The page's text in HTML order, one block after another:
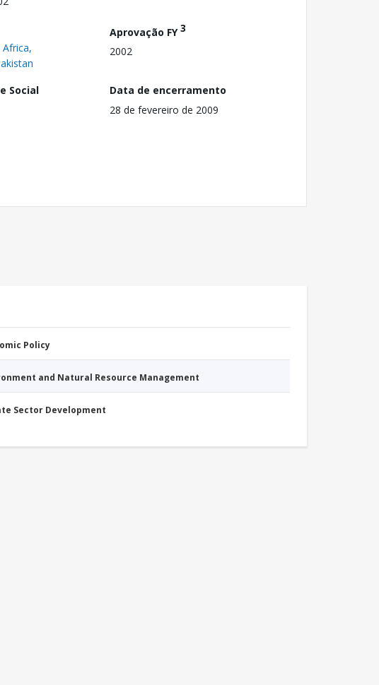
Aprovação FY3
2002
Social
Data de encerramento
28 de fevereiro de 2009
Policy
and Natural Resource Management
Sector Development